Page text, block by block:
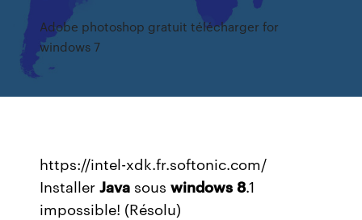
Adobe photoshop gratuit télécharger for
windows 7
https://intel-xdk.fr.softonic.com/
InstallerJava souswindows 8.1
impossible! (Résolu)